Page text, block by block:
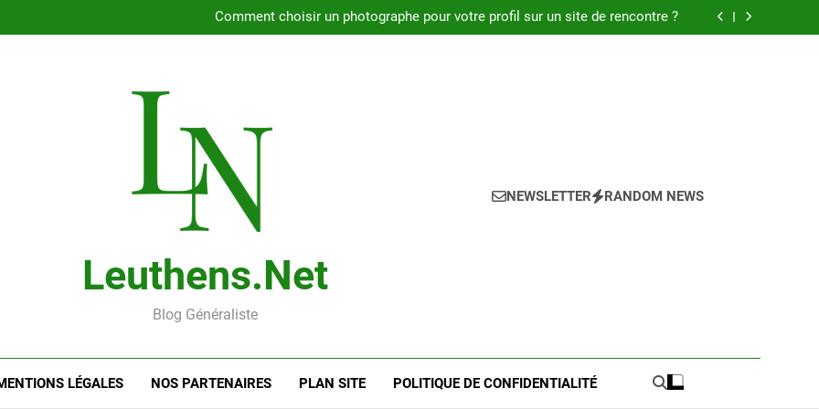
Comment choisir un photographe pour votre profil sur un site de rencontre ?
Guide pratique pour l’achat de LMNP d’occasion
Leuthens.net
Blog Généraliste
NEWSLETTER RANDOM NEWS
LÉGALES NOS PARTENAIRES PLAN SITE POLITIQUE DE CONFIDENTIALITÉ